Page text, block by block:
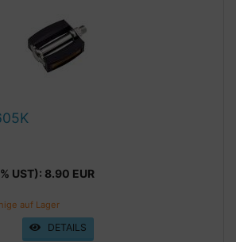
UST): 8.90 EUR
auf Lager
DETAILS